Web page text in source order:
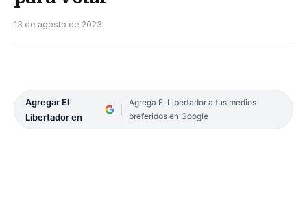
13 de agosto de 2023
Agregar El
Libertador en
Agrega El Libertador a tus medios
preferidos en Google